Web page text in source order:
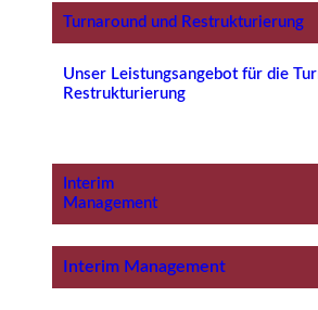
Turnaround und Restrukturierung
Unser Leistungsangebot für die
Restrukturierung
Interim
Management
Interim Management